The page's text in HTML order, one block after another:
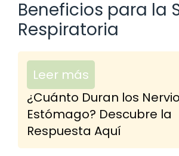
Beneficios para la
Respiratoria
Leer más
¿Cuánto Duran los
Estómago? Descubre la
Respuesta Aquí